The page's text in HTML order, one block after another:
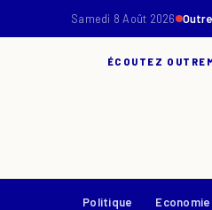
Samedi 8 Août 2026
ÉCOUTEZ
Politique Economie